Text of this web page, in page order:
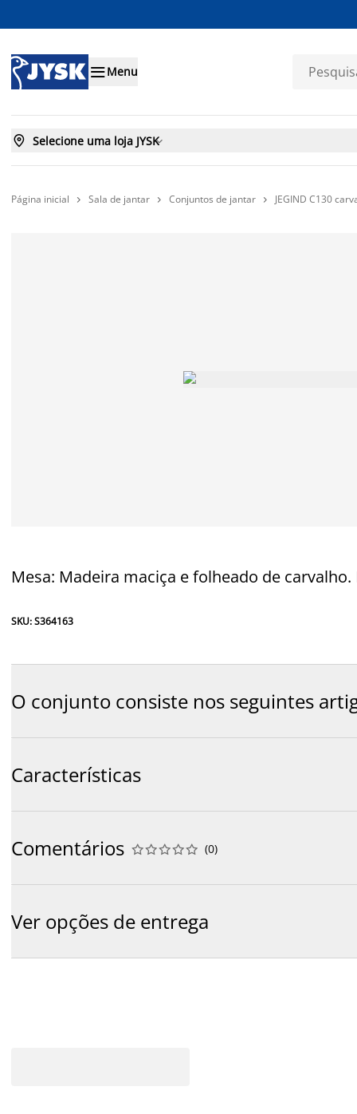
Menu
 Selecione uma loja JYSK
Página inicial  Sala de jantar  Conjuntos de jantar  JEGIND C130
Mesa: Madeira maciça e folheado de carvalho.
SKU: S364163
O conjunto consiste nos seguintes
Características
Comentários 




 (0)
Ver opções de entrega